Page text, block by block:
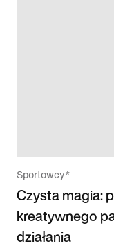
Sportowcy*
Czysta magia:
kreatywnego
działania